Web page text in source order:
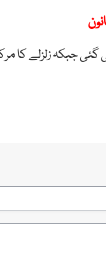
ریکٹر اسکیل پر زلزلے کی شدت 5.2 ریکارڈ